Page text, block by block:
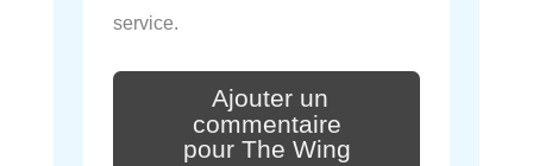
service.
Ajouter un
commentaire
pour The Wing